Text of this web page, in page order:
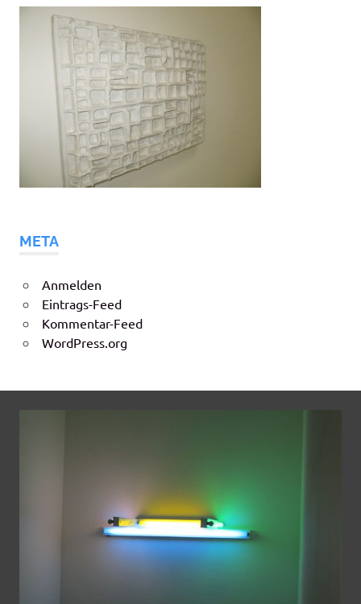
META
Anmelden
Eintrags-Feed
Kommentar-Feed
WordPress.org